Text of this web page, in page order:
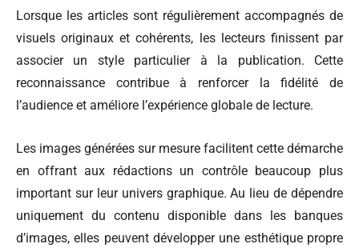
Lorsque les articles sont régulièrement accompagnés de
visuels originaux et cohérents, les lecteurs finissent par
associer un style particulier à la publication. Cette
reconnaissance contribue à renforcer la fidélité de
l’audience et améliore l’expérience globale de lecture.
Les images générées sur mesure facilitent cette démarche
en offrant aux rédactions un contrôle beaucoup plus
important sur leur univers graphique. Au lieu de dépendre
uniquement du contenu disponible dans les banques
d’images, elles peuvent développer une esthétique propre